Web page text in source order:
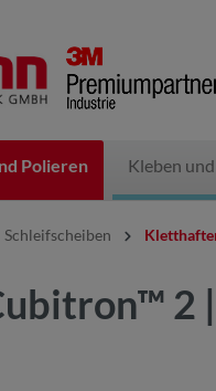
Polieren Kleben
Schleifscheiben
2